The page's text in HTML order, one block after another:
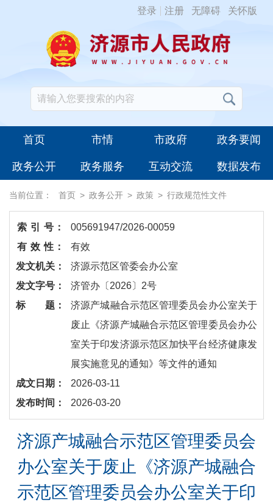
登录 注册 无障碍 关怀版
首页 市情 市政府 政务要闻
政务公开 政务服务 互动交流 数据发布
当前位置： 首页 > 政务公开 > 政策 > 行政规范性文件
索 引 号：
005691947/2026-00059
有 效 性：
有效
发文机关：
济源示范区管委会办公室
发文字号：
济管办〔2026〕2号
标 题：
​济源产城融合示范区管理委员会办公室关于
废止《济源产城融合示范区管理委员会办公
室关于印发济源示范区加快平台经济健康发
展实施意见的通知》等文件的通知
成文日期：
2026-03-11
发布时间：
2026-03-20
济源产城融合示范区管理委员会
办公室关于废止《济源产城融合
示范区管理委员会办公室关于印